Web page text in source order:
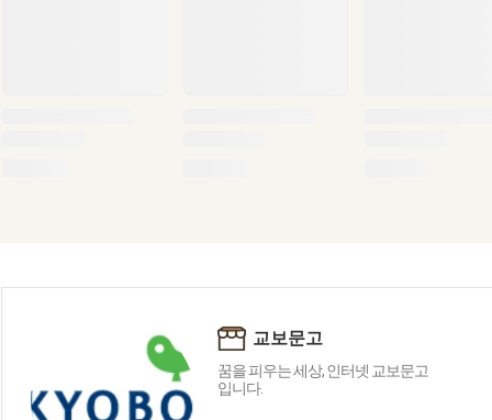
교보문고
꿈을 피우는 세상, 인터넷 교보문고
입니다.